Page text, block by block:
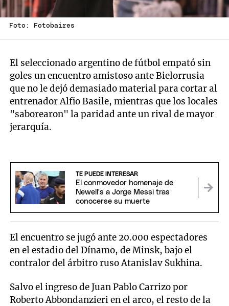
Foto: Fotobaires
El seleccionado argentino de fútbol empató sin
goles un encuentro amistoso ante Bielorrusia
que no le dejó demasiado material para cortar al
entrenador Alfio Basile, mientras que los locales
"saborearon" la paridad ante un rival de mayor
jerarquía.
TE PUEDE INTERESAR
El conmovedor homenaje de
Newell's a Jorge Messi tras
conocerse su muerte
El encuentro se jugó ante 20.000 espectadores
en el estadio del Dínamo, de Minsk, bajo el
contralor del árbitro ruso Atanislav Sukhina.
Salvo el ingreso de Juan Pablo Carrizo por
Roberto Abbondanzieri en el arco, el resto de la